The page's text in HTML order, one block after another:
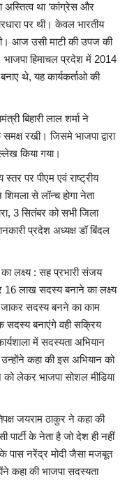
अस्तित्व था ‘कांग्रेस और
पर थी। केवल भारतीय
आज उसी माटी की उपज की
भाजपा हिमाचल प्रदेश में 2014
थे, यह कार्यकर्ताओ की
बिहारी लाल शर्मा ने
रखी। जिसमे भाजपा द्वारा
किया गया।
पर पीएम एवं राष्ट्रीय
शिमला से लॉन्च होगा नेता
3 सितंबर को सभी जिला
प्रदेश अध्यक्ष डॉ बिंदल
लक्ष्य : सह प्रभारी संजय
16 लाख सदस्य बनाने का लक्ष्य
जाकर सदस्य बनने का काम
सदस्य बनाएंगे वही सक्रिय
में सदस्यता अभियान
कहा की इस अभियान को
लेकर भाजपा सोशल मीडिया
जयराम ठाकुर ने कहा की
पार्टी के नेता है जो देश ही नहीं
के पास नरेंद्र मोदी जैसा मजबूत
कहा की भाजपा सदस्यता